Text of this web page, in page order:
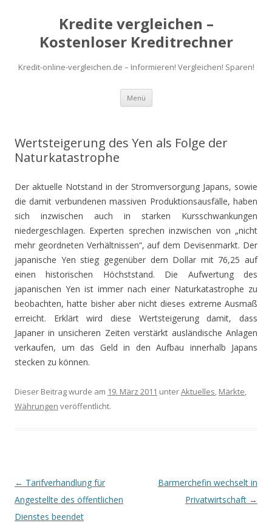
Kredite vergleichen –
Kostenloser Kreditrechner
Kredit-online-vergleichen.de – Informieren! Vergleichen! Sparen!
Menü Zum
springen
Wertsteigerung des Yen als Folge der
Naturkatastrophe
Der aktuelle Notstand in der Stromversorgung Japans, sowie
die damit verbundenen massiven Produktionsausfälle, haben
sich inzwischen auch in starken Kursschwankungen
niedergeschlagen. Experten sprechen inzwischen von „nicht
mehr geordneten Verhältnissen“, auf dem Devisenmarkt. Der
japanische Yen stieg gegenüber dem Dollar mit 76,25 auf
einen historischen Höchststand. Die Aufwertung des
japanischen Yen ist immer nach einer Naturkatastrophe zu
beobachten, hatte bisher aber nicht dieses extreme Ausmaß
erreicht. Erklärt wird diese Wertsteigerung damit, dass
Japaner in unsicheren Zeiten verstärkt ausländische Anlagen
verkaufen, um das Geld in den Aufbau innerhalb Japans
stecken zu können.
Dieser Beitrag wurde am 19. März 2011 unterAktuelles, Märkte,
Währungen veröffentlicht.
Beitrags-
Navigation
← Tarifverhandlung für
Angestellte des öffentlichen
Dienstes beendet
Barmerchefin wechselt in
Privatwirtschaft →